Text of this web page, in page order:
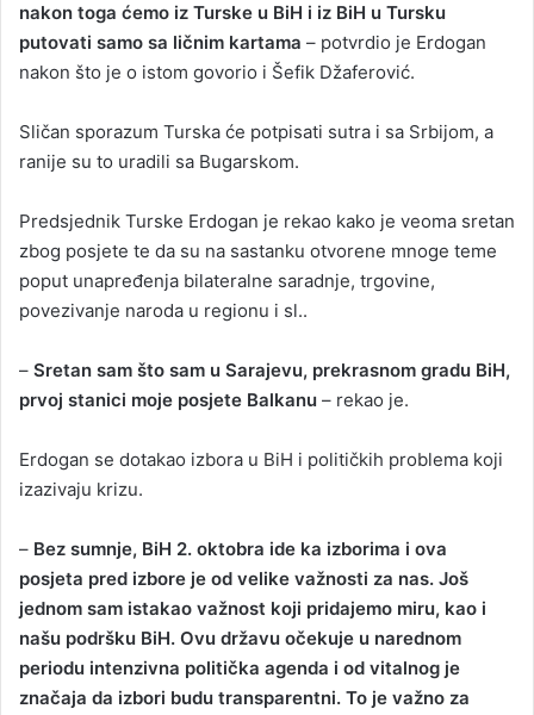
nakon toga ćemo iz Turske u BiH i iz BiH u Tursku
putovati samo sa ličnim kartama – potvrdio je Erdogan
nakon što je o istom govorio i Šefik Džaferović.
Sličan sporazum Turska će potpisati sutra i sa Srbijom, a
ranije su to uradili sa Bugarskom.
Predsjednik Turske Erdogan je rekao kako je veoma sretan
zbog posjete te da su na sastanku otvorene mnoge teme
poput unapređenja bilateralne saradnje, trgovine,
povezivanje naroda u regionu i sl..
– Sretan sam što sam u Sarajevu, prekrasnom gradu BiH,
prvoj stanici moje posjete Balkanu – rekao je.
Erdogan se dotakao izbora u BiH i političkih problema koji
izazivaju krizu.
– Bez sumnje, BiH 2. oktobra ide ka izborima i ova
posjeta pred izbore je od velike važnosti za nas. Još
jednom sam istakao važnost koji pridajemo miru, kao i
našu podršku BiH. Ovu državu očekuje u narednom
periodu intenzivna politička agenda i od vitalnog je
značaja da izbori budu transparentni. To je važno za